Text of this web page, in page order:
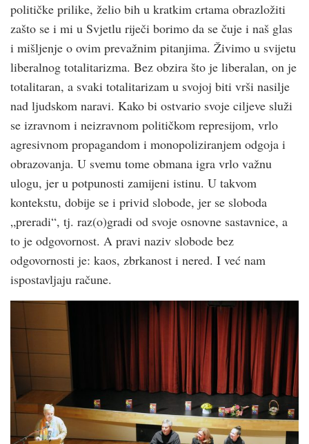
političke prilike, želio bih u kratkim crtama obrazložiti
zašto se i mi u Svjetlu riječi borimo da se čuje i naš glas
i mišljenje o ovim prevažnim pitanjima. Živimo u svijetu
liberalnog totalitarizma. Bez obzira što je liberalan, on je
totalitaran, a svaki totalitarizam u svojoj biti vrši nasilje
nad ljudskom naravi. Kako bi ostvario svoje ciljeve služi
se izravnom i neizravnom političkom represijom, vrlo
agresivnom propagandom i monopoliziranjem odgoja i
obrazovanja. U svemu tome obmana igra vrlo važnu
ulogu, jer u potpunosti zamijeni istinu. U takvom
kontekstu, dobije se i privid slobode, jer se sloboda
„preradi“, tj. raz(o)gradi od svoje osnovne sastavnice, a
to je odgovornost. A pravi naziv slobode bez
odgovornosti je: kaos, zbrkanost i nered. I već nam
ispostavljaju račune.